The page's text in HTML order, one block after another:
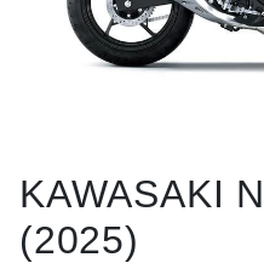
KAWASAKI
(2025)